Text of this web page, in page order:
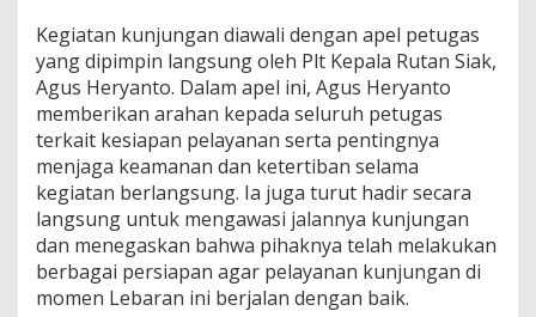
a
h
,
R
a
t
u
s
a
n
P
n
g
Kegiatan kunjungan diawali dengan apel petugas
yang dipimpin langsung oleh Plt Kepala Rutan Siak,
Agus Heryanto. Dalam apel ini, Agus Heryanto
memberikan arahan kepada seluruh petugas
terkait kesiapan pelayanan serta pentingnya
menjaga keamanan dan ketertiban selama
kegiatan berlangsung. Ia juga turut hadir secara
langsung untuk mengawasi jalannya kunjungan
dan menegaskan bahwa pihaknya telah melakukan
berbagai persiapan agar pelayanan kunjungan di
momen Lebaran ini berjalan dengan baik.